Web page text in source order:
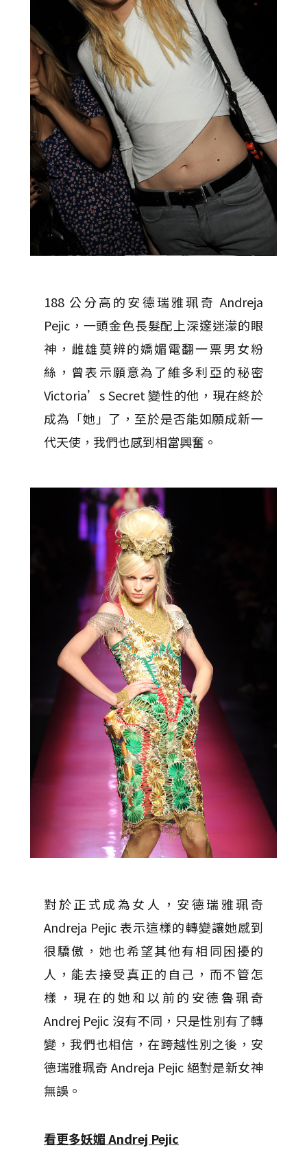
188 公分高的安德瑞雅珮奇 Andreja
Pejic，一頭金色長髮配上深邃迷濛的眼
神，雌雄莫辨的嬌媚電翻一票男女粉
絲，曾表示願意為了維多利亞的秘密
Victoria’s Secret 變性的他，現在終於
成為「她」了，至於是否能如願成新一
代天使，我們也感到相當興奮。
對於正式成為女人，安德瑞雅珮奇
Andreja Pejic 表示這樣的轉變讓她感到
很驕傲，她也希望其他有相同困擾的
人，能去接受真正的自己，而不管怎
樣，現在的她和以前的安德魯珮奇
Andrej Pejic 沒有不同，只是性別有了轉
變，我們也相信，在跨越性別之後，安
德瑞雅珮奇 Andreja Pejic 絕對是新女神
無誤。
看更多妖媚 Andrej Pejic